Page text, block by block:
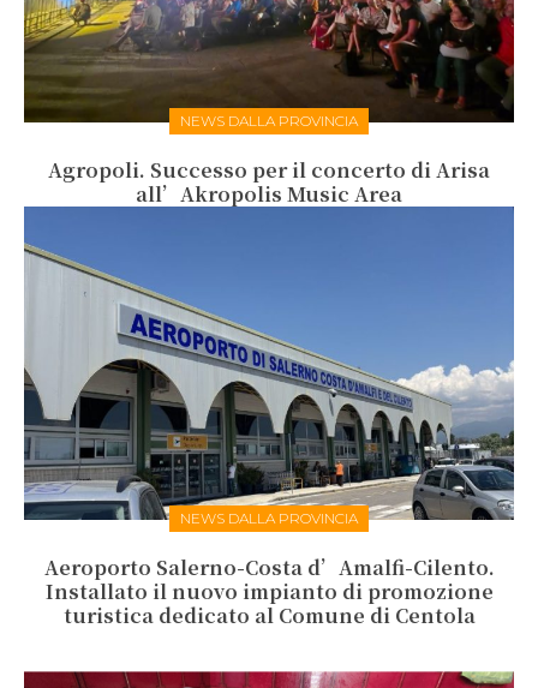
NEWS DALLA PROVINCIA
Agropoli. Successo per il concerto di Arisa
all’Akropolis Music Area
NEWS DALLA PROVINCIA
Aeroporto Salerno-Costa d’Amalfi-Cilento.
Installato il nuovo impianto di promozione
turistica dedicato al Comune di Centola